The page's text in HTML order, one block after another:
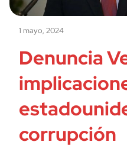
1 mayo, 2024
Denuncia
corrupción